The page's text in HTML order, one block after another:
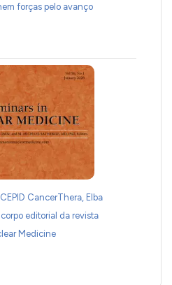
forças pelo avanço
CancerThera, Elba
editorial da revista
Medicine